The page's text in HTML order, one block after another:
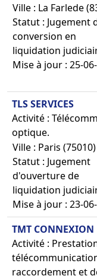
Ville : La Farlede
Statut : Jugement
conversion en
liquidation
Mise à jour : 25-
TLS SERVICES
Activité :
optique.
Ville : Paris (75010)
Statut : Jugement
d'ouverture de
liquidation
Mise à jour : 23-
TMT CONNEXION
Activité :
raccordement et